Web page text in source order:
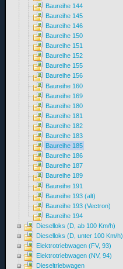
Baureihe 144
Baureihe 145
Baureihe 146
Baureihe 150
Baureihe 151
Baureihe 152
Baureihe 155
Baureihe 156
Baureihe 160
Baureihe 169
Baureihe 180
Baureihe 181
Baureihe 182
Baureihe 183
Baureihe 185
Baureihe 186
Baureihe 187
Baureihe 189
Baureihe 191
Baureihe 193 (alt)
Baureihe 193 (Vectron)
Baureihe 194
Dieselloks (D, ab 100 Km/h)
Dieselloks (D, unter 100 Km/h)
Elektrotriebwagen (FV, 93)
Elektrotriebwagen (NV, 94)
Dieseltriebwagen